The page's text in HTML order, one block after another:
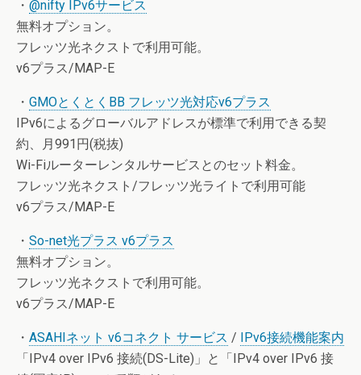
・ @nifty IPv6サービス
無料オプション。
フレッツ光ネクストで利用可能。
v6プラス/MAP-E
・ GMOとくとくBB フレッツ光対応v6プラス
IPv6によるグローバルアドレスが標準で利用できる契
約、月991円(税抜)
Wi-Fiルーターレンタルサービスとのセット料金。
フレッツ光ネクスト/フレッツ光ライトで利用可能
v6プラス/MAP-E
・ So-net光プラス v6プラス
無料オプション。
フレッツ光ネクストで利用可能。
v6プラス/MAP-E
・ ASAHIネット v6コネクト サービス / IPv6接続機能案内
「IPv4 over IPv6 接続(DS-Lite)」と「IPv4 over IPv6 接